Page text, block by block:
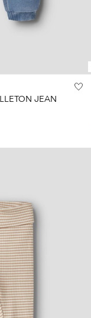
JEAN